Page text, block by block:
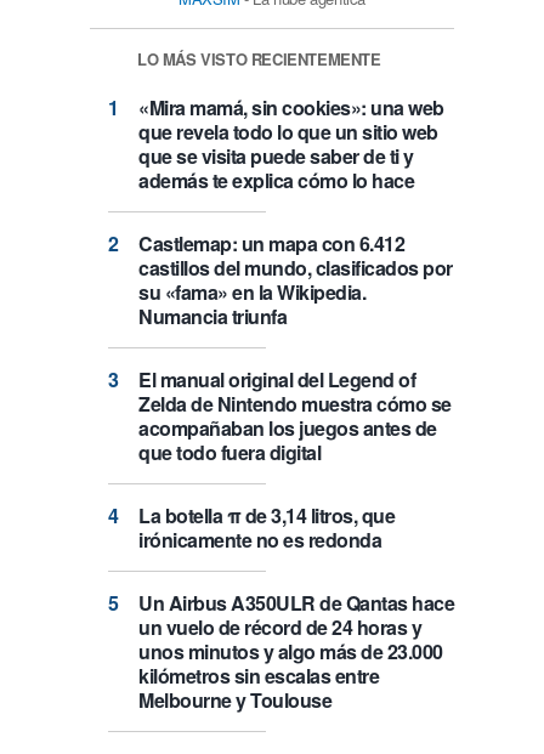
LO MÁS VISTO RECIENTEMENTE
«Mira mamá, sin cookies»: una web
que revela todo lo que un sitio web
que se visita puede saber de ti y
además te explica cómo lo hace
Castlemap: un mapa con 6.412
castillos del mundo, clasificados por
su «fama» en la Wikipedia.
Numancia triunfa
El manual original del Legend of
Zelda de Nintendo muestra cómo se
acompañaban los juegos antes de
que todo fuera digital
La botella π de 3,14 litros, que
irónicamente no es redonda
Un Airbus A350ULR de Qantas hace
un vuelo de récord de 24 horas y
unos minutos y algo más de 23.000
kilómetros sin escalas entre
Melbourne y Toulouse